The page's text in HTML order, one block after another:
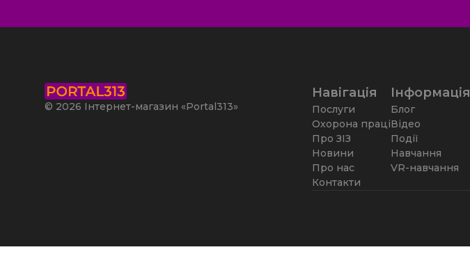
© 2026 Інтернет-магазин «Portal313»
Навігація
Послуги
Охорона праці
Про ЗІЗ
Новини
Про нас
Контакти
Інформація
Блог
Відео
Події
Навчання
VR-навчання